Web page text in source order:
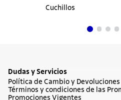
Cuchillos
Dudas y Servicios
Política de Cambio y Devoluciones
Términos y condiciones de las
Promociones Vigentes